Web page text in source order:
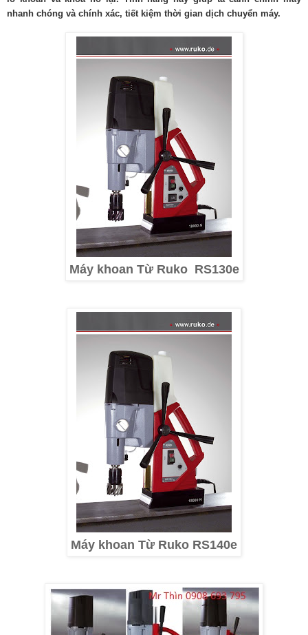
nhanh chóng và chính xác, tiết kiệm thời gian dịch chuyển máy.
Máy khoan Từ Ruko RS130e
Máy khoan Từ Ruko RS140e